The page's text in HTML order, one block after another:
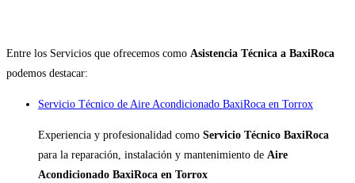
Entre los Servicios que ofrecemos como Asistencia Técnica a BaxiRoca
podemos destacar:
Servicio Técnico de Aire Acondicionado BaxiRoca en Torrox
Experiencia y profesionalidad como Servicio Técnico BaxiRoca
para la reparación, instalación y mantenimiento de Aire
Acondicionado BaxiRoca en Torrox